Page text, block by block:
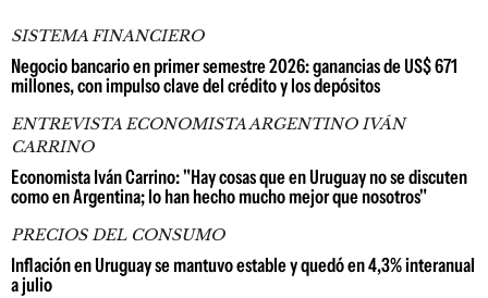
SISTEMA FINANCIERO
Negocio bancario en primer semestre 2026: ganancias de US$ 671
millones, con impulso clave del crédito y los depósitos
ENTREVISTA ECONOMISTA ARGENTINO IVÁN
CARRINO
Economista Iván Carrino: "Hay cosas que en Uruguay no se discuten
como en Argentina; lo han hecho mucho mejor que nosotros"
PRECIOS DEL CONSUMO
Inflación en Uruguay se mantuvo estable y quedó en 4,3% interanual
a julio